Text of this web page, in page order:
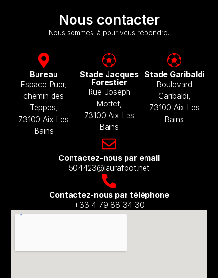
Nous contacter
Nous sommes là pour vous répondre.
Bureau
Espace Puer,
chemin des
Teppes,
73100 Aix Les
Bains
Stade Jacques
Forestier
Rue Joseph
Mottet,
73100 Aix Les
Bains
Stade Garibaldi
Boulevard
Garibaldi,
73100 Aix Les
Bains
Contactez-nous par email​
504423@laurafoot.net
Contactez-nous par téléphone
+33 4 79 88 34 30